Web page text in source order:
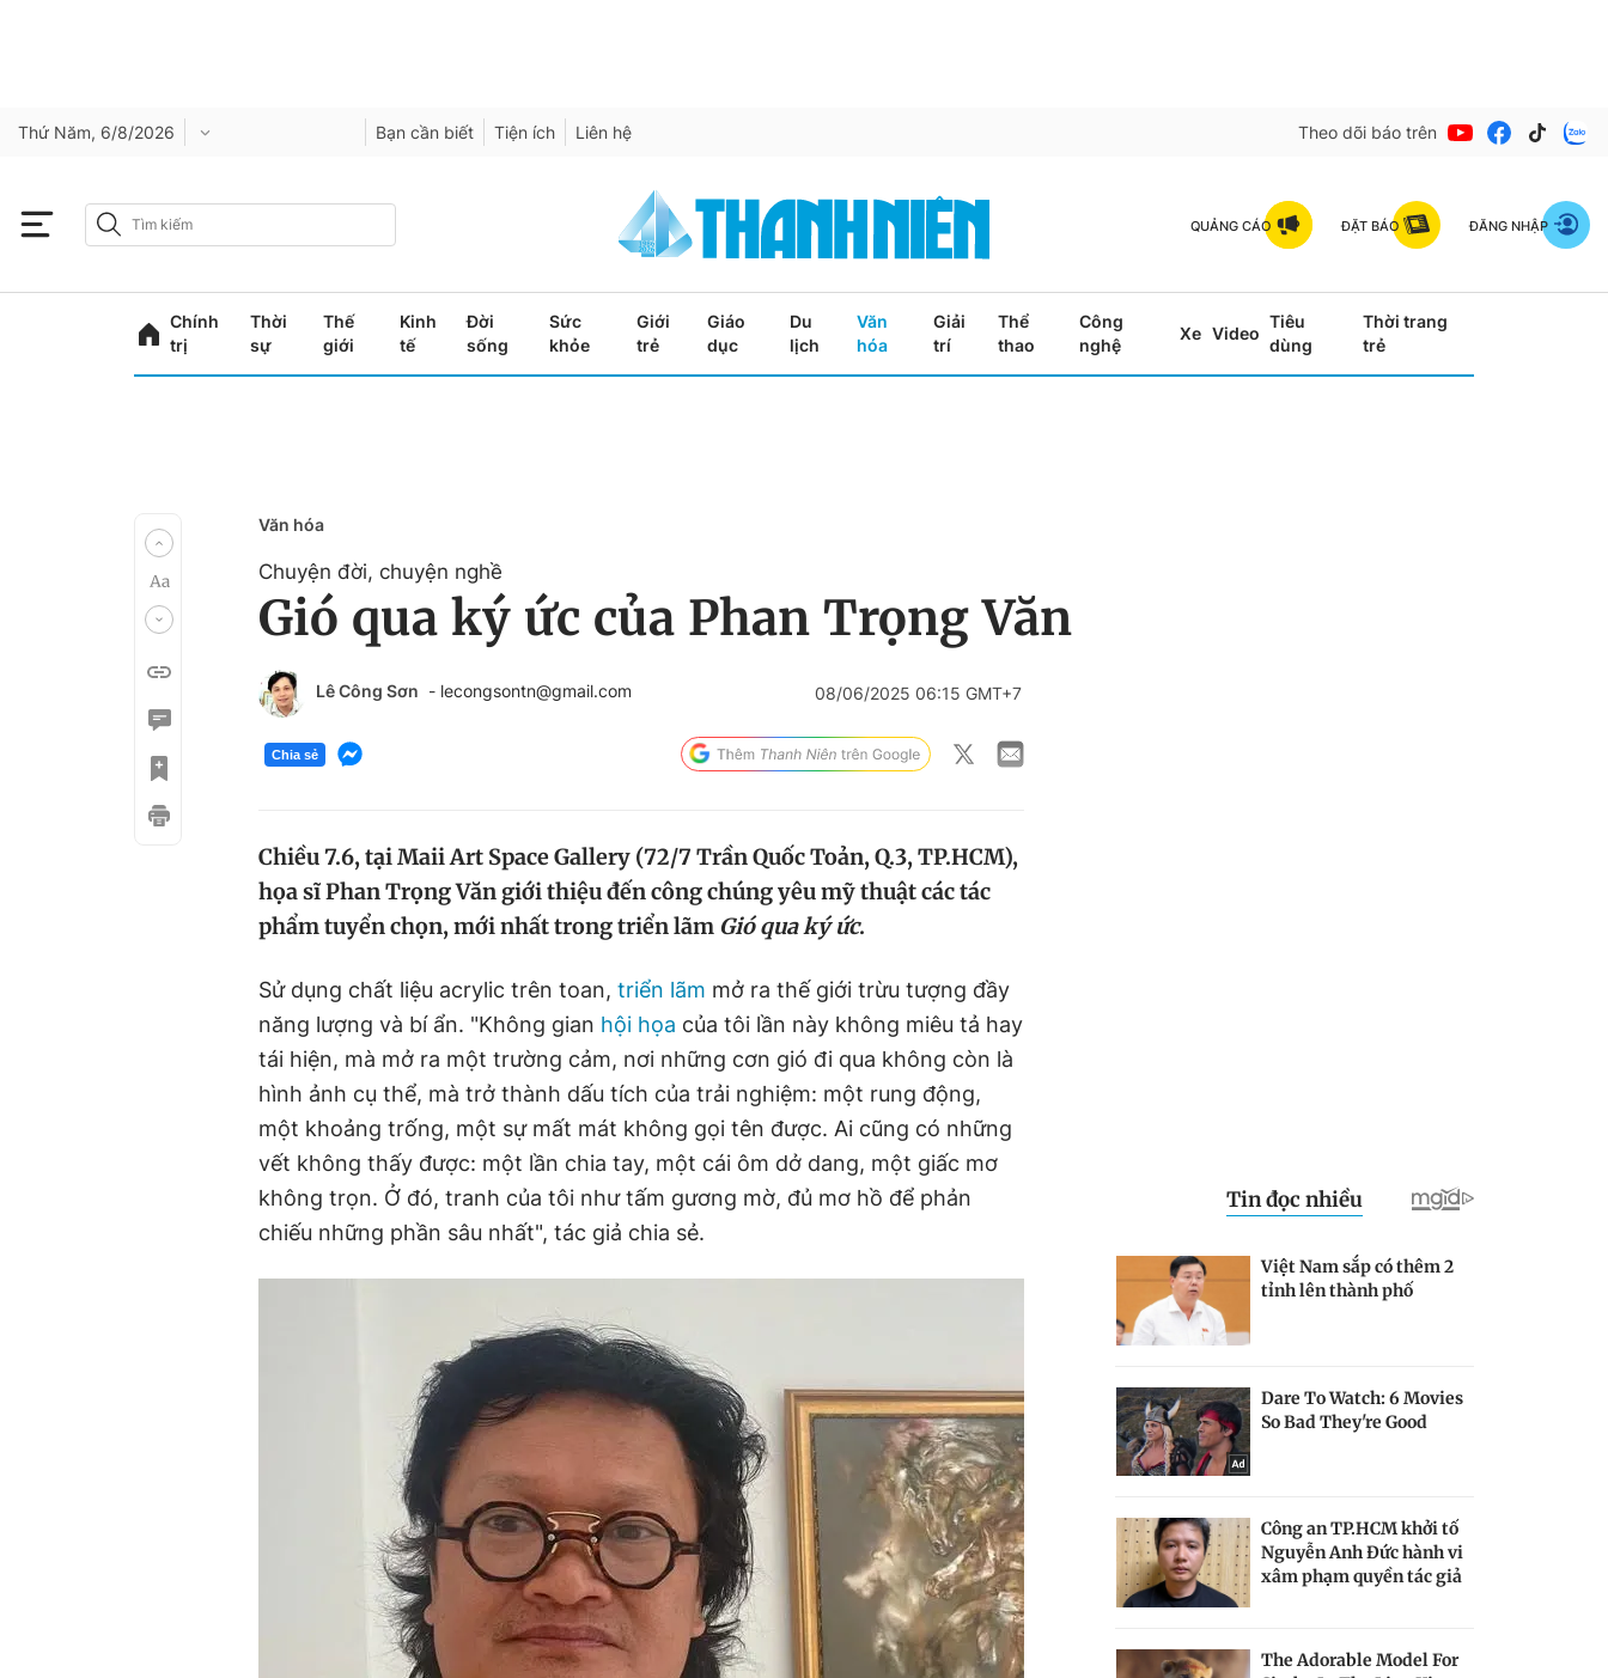
Thứ Năm, 6/8/2026 Bạn cần biết Tiện ích Liên hệ Theo dõi báo trên
QUẢNG CÁO ĐẶT BÁO ĐĂNG NHẬP
Chính
trị
Thời
sự
Thế
giới
Kinh
tế
Đời
sống
Sức
khỏe
Giới
trẻ
Giáo
dục
Du
lịch
Văn
hóa
Giải
trí
Thể
thao
Công
nghệ
Xe Video
Tiêu
dùng
Thời trang
trẻ
Văn hóa
Chuyện đời, chuyện nghề
Gió qua ký ức của Phan Trọng Văn
Lê Công Sơn - lecongsontn@gmail.com 08/06/2025 06:15 GMT+7
Chia sẻ
Chiều 7.6, tại Maii Art Space Gallery (72/7 Trần Quốc Toản, Q.3, TP.HCM),
họa sĩ Phan Trọng Văn giới thiệu đến công chúng yêu mỹ thuật các tác
phẩm tuyển chọn, mới nhất trong triển lãm Gió qua ký ức.
Sử dụng chất liệu acrylic trên toan, triển lãm mở ra thế giới trừu tượng đầy
năng lượng và bí ẩn. "Không gian hội họa của tôi lần này không miêu tả hay
tái hiện, mà mở ra một trường cảm, nơi những cơn gió đi qua không còn là
hình ảnh cụ thể, mà trở thành dấu tích của trải nghiệm: một rung động,
một khoảng trống, một sự mất mát không gọi tên được. Ai cũng có những
vết không thấy được: một lần chia tay, một cái ôm dở dang, một giấc mơ
không trọn. Ở đó, tranh của tôi như tấm gương mờ, đủ mơ hồ để phản
chiếu những phần sâu nhất", tác giả chia sẻ.